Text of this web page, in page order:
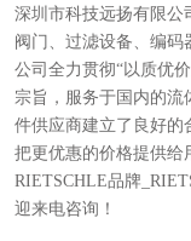
深圳市科技远扬有限公
阀门、过滤设备、编码
公司全力贯彻“以质优
宗旨，服务于国内的流
件供应商建立了良好的
把更优惠的价格提供给
RIETSCHLE品牌
迎来电咨询！